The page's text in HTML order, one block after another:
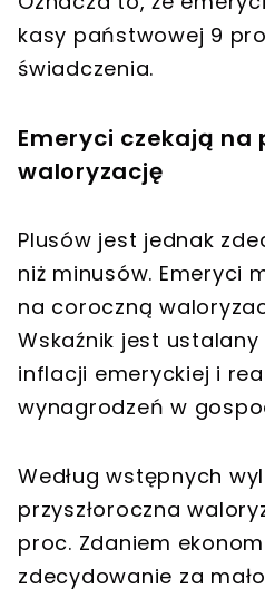
kasy państwowej 9
świadczenia.
Emeryci czekają na
waloryzację
Plusów jest jednak
niż minusów. Emeryci
na coroczną
Wskaźnik jest
inflacji emeryckiej i
wynagrodzeń w
Według wstępnych
przyszłoroczna
proc. Zdaniem
zdecydowanie za